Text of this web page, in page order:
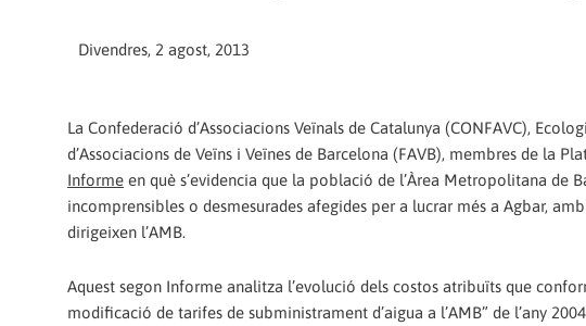
Divendres, 2 agost, 2013
La Confederació d’Associacions Veïnals de Catalunya (CONFAVC),
d’Associacions de Veïns i Veïnes de Barcelona (FAVB), membres de la
Informe en què s’evidencia que la població de l’Àrea Metropolitana de
incomprensibles o desmesurades afegides per a lucrar més a Agbar,
dirigeixen l’AMB.
Aquest segon Informe analitza l’evolució dels costos atribuïts que
modificació de tarifes de subministrament d’aigua a l’AMB” de l’any